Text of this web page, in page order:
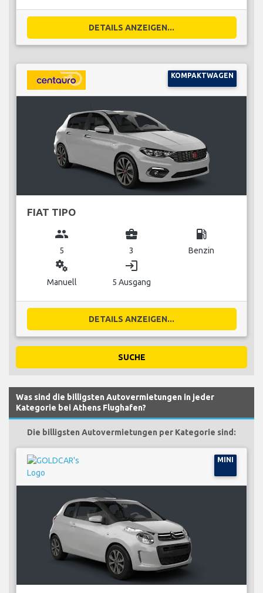
DETAILS ANZEIGEN...
KOMPAKTWAGEN
FIAT TIPO
group
5
business_center
3
local_gas_station
Benzin
miscellaneous_services
Manuell
login
5 Ausgang
DETAILS ANZEIGEN...
SUCHE
Was sind die billigsten Autovermietungen in jeder
Kategorie bei Athens Flughafen?
Die billigsten Autovermietungen per Kategorie sind:
MINI